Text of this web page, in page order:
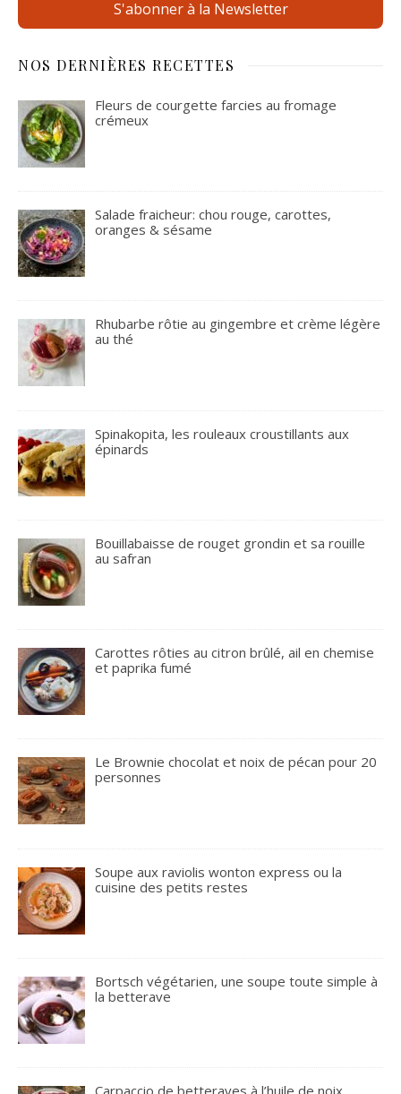
S'abonner à la Newsletter
NOS DERNIÈRES RECETTES
Fleurs de courgette farcies au fromage
crémeux
Salade fraicheur: chou rouge, carottes,
oranges & sésame
Rhubarbe rôtie au gingembre et crème légère
au thé
Spinakopita, les rouleaux croustillants aux
épinards
Bouillabaisse de rouget grondin et sa rouille
au safran
Carottes rôties au citron brûlé, ail en chemise
et paprika fumé
Le Brownie chocolat et noix de pécan pour 20
personnes
Soupe aux raviolis wonton express ou la
cuisine des petits restes
Bortsch végétarien, une soupe toute simple à
la betterave